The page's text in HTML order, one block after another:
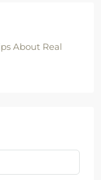
About Real